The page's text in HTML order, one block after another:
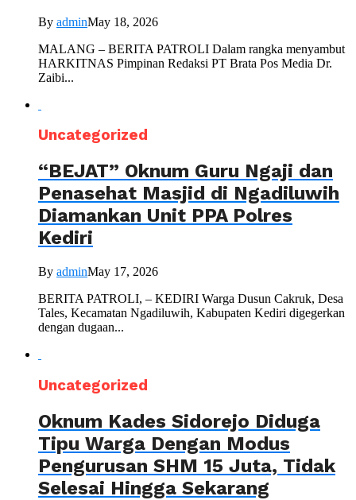
By adminMay 18, 2026
MALANG – BERITA PATROLI Dalam rangka menyambut
HARKITNAS Pimpinan Redaksi PT Brata Pos Media Dr.
Zaibi...
Uncategorized
“BEJAT” Oknum Guru Ngaji dan
Penasehat Masjid di Ngadiluwih
Diamankan Unit PPA Polres
Kediri
By adminMay 17, 2026
BERITA PATROLI, – KEDIRI Warga Dusun Cakruk, Desa
Tales, Kecamatan Ngadiluwih, Kabupaten Kediri digegerkan
dengan dugaan...
Uncategorized
Oknum Kades Sidorejo Diduga
Tipu Warga Dengan Modus
Pengurusan SHM 15 Juta, Tidak
Selesai Hingga Sekarang